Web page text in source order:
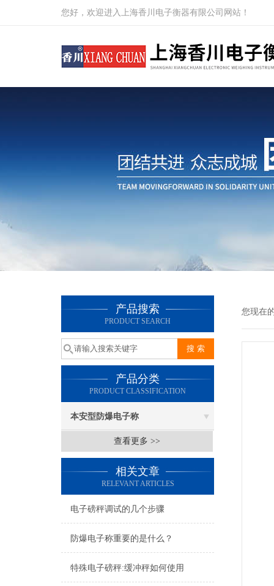
您好，欢迎进入上海香川电子衡器有限公司网站！
产品搜索
PRODUCT SEARCH
产品分类
PRODUCT CLASSIFICATION
本安型防爆电子称
查看更多 >>
相关文章
RELEVANT ARTICLES
电子磅秤调试的几个步骤
防爆电子称重要的是什么？
特殊电子磅秤:缓冲秤如何使用
您现在